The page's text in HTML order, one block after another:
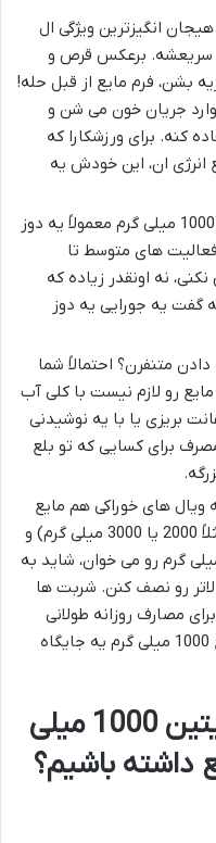
انگیزترین ویژگی ال
سریعشه. برعکس قرص و
بشن، فرم مایع از قبل حله!
جریان خون می شن و
کنه. برای ورزشکارا که
انرژی ان، این خودش یه
دوز 1000 میلی گرم معمولاً یه دوز
فعالیت های متوسط تا
نه اونقدر زیاده که
گفت یه جورایی یه دوز
متنفرن؟ احتمالاً شما
رو لازم نیست با کلی آب
بریزی یا با یه نوشیدنی
برای کسایی که تو بلع
ویال های خوراکی هم مایع
ان، اما معمولاً دوزشون بالاتره (مثلاً 2000 یا 3000 میلی گرم) و
کسایی که دوز دقیق 1000 میلی گرم رو می خوان، شاید به
رو نصف کنن. شربت ها
مصارف روزانه طولانی
مدت طراحی شدن. پس فرم مایع 1000 میلی گرم یه جایگاه
مزایای شاخص ال کارنیتین 1000 میلی
داشته باشیم؟